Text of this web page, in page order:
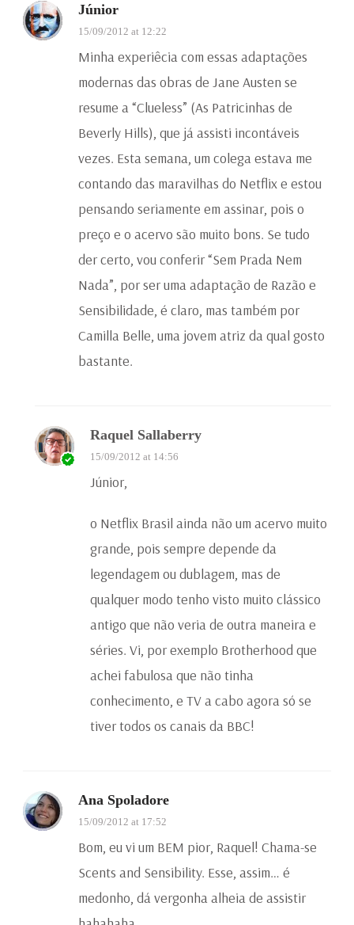
Júnior
15/09/2012 at 12:22
Minha experiêcia com essas adaptações
modernas das obras de Jane Austen se
resume a “Clueless” (As Patricinhas de
Beverly Hills), que já assisti incontáveis
vezes. Esta semana, um colega estava me
contando das maravilhas do Netflix e estou
pensando seriamente em assinar, pois o
preço e o acervo são muito bons. Se tudo
der certo, vou conferir “Sem Prada Nem
Nada”, por ser uma adaptação de Razão e
Sensibilidade, é claro, mas também por
Camilla Belle, uma jovem atriz da qual gosto
bastante.
Raquel Sallaberry
15/09/2012 at 14:56
Júnior,
o Netflix Brasil ainda não um acervo muito
grande, pois sempre depende da
legendagem ou dublagem, mas de
qualquer modo tenho visto muito clássico
antigo que não veria de outra maneira e
séries. Vi, por exemplo Brotherhood que
achei fabulosa que não tinha
conhecimento, e TV a cabo agora só se
tiver todos os canais da BBC!
Ana Spoladore
15/09/2012 at 17:52
Bom, eu vi um BEM pior, Raquel! Chama-se
Scents and Sensibility. Esse, assim… é
medonho, dá vergonha alheia de assistir